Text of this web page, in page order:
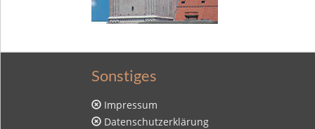
Sonstiges
Impressum
Datenschutzerklärung